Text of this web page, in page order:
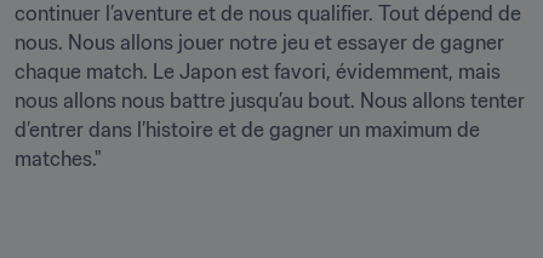
continuer l’aventure et de nous qualifier. Tout dépend de
nous. Nous allons jouer notre jeu et essayer de gagner
chaque match. Le Japon est favori, évidemment, mais
nous allons nous battre jusqu’au bout. Nous allons tenter
d’entrer dans l’histoire et de gagner un maximum de
matches."